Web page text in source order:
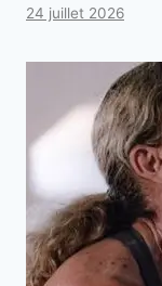
24 juillet 2026